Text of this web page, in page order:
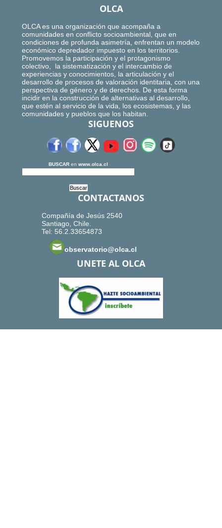
OLCA
OLCA es una organización que acompaña a
comunidades en conflicto socioambiental, que en
condiciones de profunda asimetría, enfrentan un modelo
económico depredador impuesto en los territorios.
Promovemos la participación y el protagonismo
colectivo, la sistematización y el intercambio de
experiencias y conocimientos, la articulación y el
desarrollo de procesos de valoración identitaria, con una
perspectiva de género y de derechos. De esta forma
incidir en la construcción de alternativas al desarrollo,
que estén al servicio de la vida, los ecosistemas, y las
comunidades y pueblos que los habitan.
SIGUENOS
BUSCAR en www.olca.cl
CONTACTANOS
Compañía de Jesús 2540
Santiago, Chile.
Tel: 56.2.33654873
observatorio@olca.cl
UNETE AL OLCA